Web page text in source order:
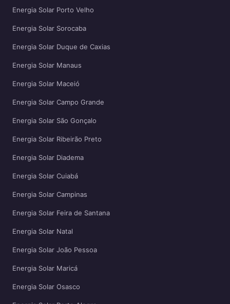
Energia Solar Porto Velho
Energia Solar Sorocaba
Energia Solar Duque de Caxias
Energia Solar Manaus
Energia Solar Maceió
Energia Solar Campo Grande
Energia Solar São Gonçalo
Energia Solar Ribeirão Preto
Energia Solar Diadema
Energia Solar Cuiabá
Energia Solar Campinas
Energia Solar Feira de Santana
Energia Solar Natal
Energia Solar João Pessoa
Energia Solar Maricá
Energia Solar Osasco